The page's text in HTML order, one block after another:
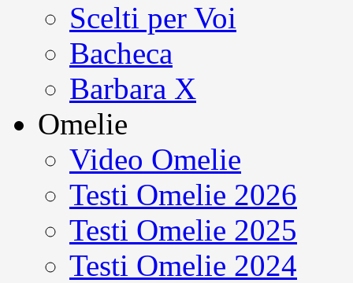
Scelti per Voi
Bacheca
Barbara X
Omelie
Video Omelie
Testi Omelie 2026
Testi Omelie 2025
Testi Omelie 2024